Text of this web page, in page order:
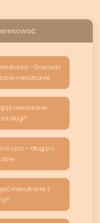
– Dowiedz
mieszkanie
mieszkanie
długi?
ojca – długi po
mieszkanie z